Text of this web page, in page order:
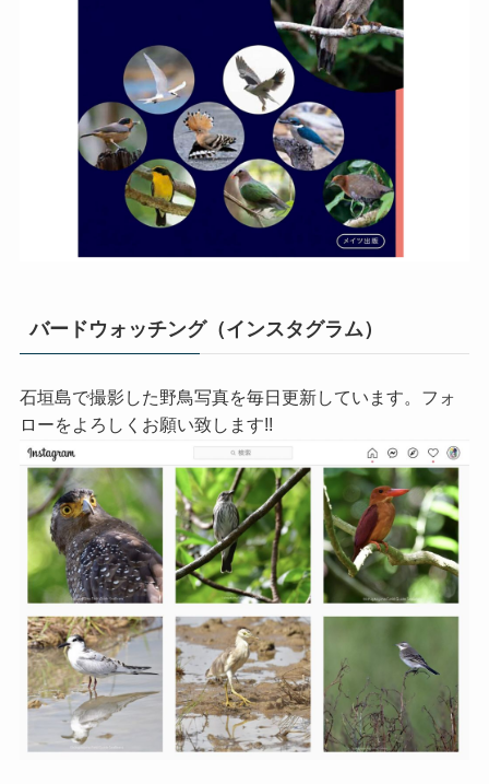
バードウォッチング（インスタグラム）
石垣島で撮影した野鳥写真を毎日更新しています。フォ
ローをよろしくお願い致します!!